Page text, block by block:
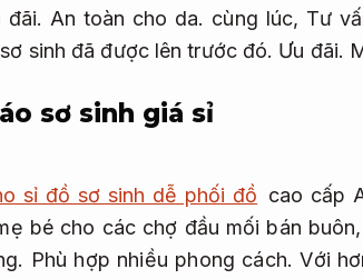
đãi. An toàn cho da. cùng lúc, Tư
sinh đã được lên trước đó. Ưu đãi.
sơ sinh giá sỉ
sỉ đồ sơ sinh dễ phối đồ cao cấp
bé cho các chợ đầu mối bán buôn,
Phù hợp nhiều phong cách. Với